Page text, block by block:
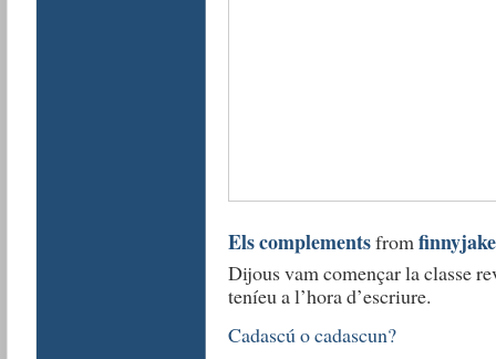
Els complementsfromfinnyjake
Dijous vam començar la classe
teníeu a l’hora d’escriure.
Cadascú o cadascun?